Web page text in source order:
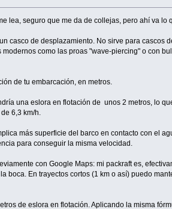
lea, seguro que me da de collejas, pero ahí va lo
de desplazamiento. No sirve para cascos
como las proas "wave-piercing" o con
de tu embarcación, en metros.
una eslora en flotación de unos 2 metros, lo
6,3 km/h.
más superficie del barco en contacto con el
para conseguir la misma velocidad.
con Google Maps: mi packraft es,
En trayectos cortos (1 km o así) puedo
de eslora en flotación. Aplicando la misma